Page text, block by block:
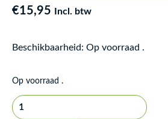
€15,95 Incl. btw
Beschikbaarheid: Op voorraad .
Op voorraad .
Dzień
wszystkiego
aantal